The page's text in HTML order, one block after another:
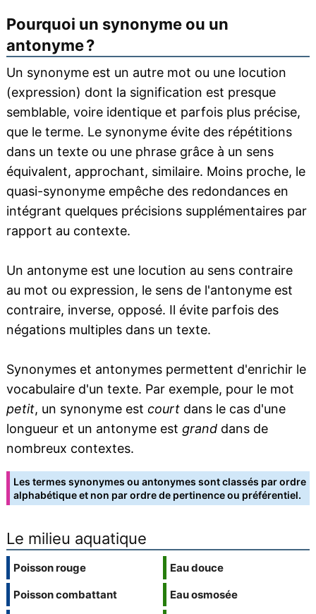
Pourquoi un synonyme ou un
antonyme ?
Un synonyme est un autre mot ou une locution
(expression) dont la signification est presque
semblable, voire identique et parfois plus précise,
que le terme. Le synonyme évite des répétitions
dans un texte ou une phrase grâce à un sens
équivalent, approchant, similaire. Moins proche, le
quasi-synonyme empêche des redondances en
intégrant quelques précisions supplémentaires par
rapport au contexte.
Un antonyme est une locution au sens contraire
au mot ou expression, le sens de l'antonyme est
contraire, inverse, opposé. Il évite parfois des
négations multiples dans un texte.
Synonymes et antonymes permettent d'enrichir le
vocabulaire d'un texte. Par exemple, pour le mot
petit, un synonyme est courtdans le cas d'une
longueur et un antonyme est granddans de
nombreux contextes.
Les termes synonymes ou antonymes sont classés par ordre
alphabétique et non par ordre de pertinence ou préférentiel.
Le milieu aquatique
Poisson rouge
Poisson combattant
Eau douce
Eau osmosée